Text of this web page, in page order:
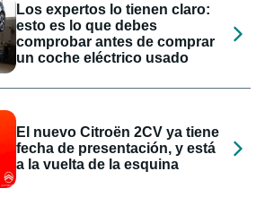
Los expertos lo tienen claro:
esto es lo que debes
comprobar antes de comprar
un coche eléctrico usado
El nuevo Citroën 2CV ya tiene
fecha de presentación, y está
a la vuelta de la esquina